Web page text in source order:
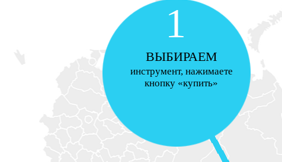
1
ВЫБИРАЕМ
инструмент, нажимаете
кнопку «купить»